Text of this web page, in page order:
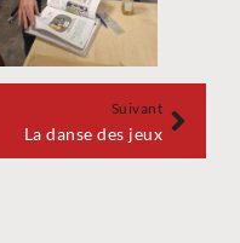
Suivant
La danse des jeux